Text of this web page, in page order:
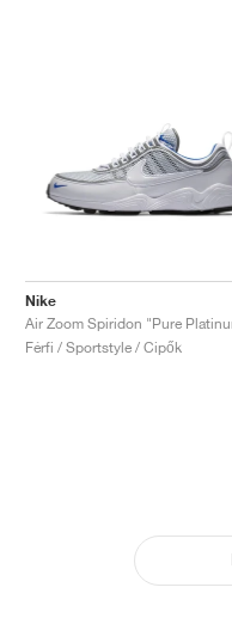
Nike
Férfi / Sportstyle / Cipők